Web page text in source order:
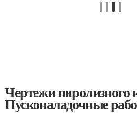
Чертежи пиролизного
Пусконаладочные